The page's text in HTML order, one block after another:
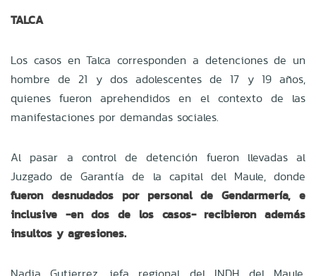
TALCA
Los casos en Talca corresponden a detenciones de un
hombre de 21 y dos adolescentes de 17 y 19 años,
quienes fueron aprehendidos en el contexto de las
manifestaciones por demandas sociales.
Al pasar a control de detención fueron llevadas al
Juzgado de Garantía de la capital del Maule, donde
fueron desnudados por personal de Gendarmería, e
inclusive -en dos de los casos- recibieron además
insultos y agresiones.